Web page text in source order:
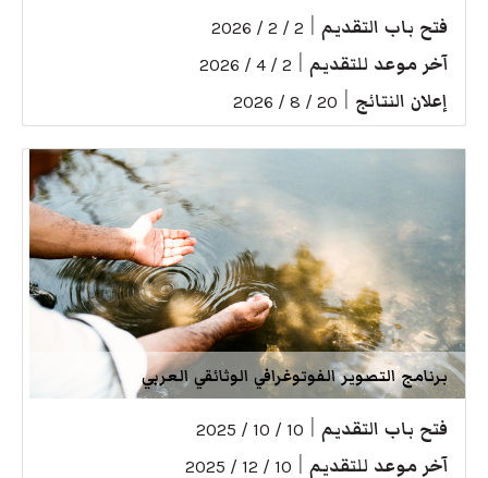
فتح باب التقديم 2 / 2 / 2026
آخر موعد للتقديم 2 / 4 / 2026
إعلان النتائج 20 / 8 / 2026
برنامج التصوير الفوتوغرافي الوثائقي العربي
فتح باب التقديم 10 / 10 / 2025
آخر موعد للتقديم 10 / 12 / 2025